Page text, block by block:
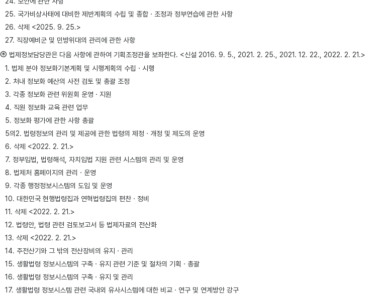
25. 국가비상사태에 대비한 제반계획의 수립 및 종합ㆍ조정과 정부연습에 관한 사항
26. 삭제 <2025. 9. 25.>
27. 직장예비군 및 민방위대의 관리에 관한 사항
⑥ 법제정보담당관은 다음 사항에 관하여 기획조정관을 보좌한다. <신설 2016. 9. 5., 2021. 2. 25., 2021. 12. 22., 2022. 2. 21.>
1. 법제 분야 정보화기본계획 및 시행계획의 수립ㆍ시행
2. 처내 정보화 예산의 사전 검토 및 총괄 조정
3. 각종 정보화 관련 위원회 운영ㆍ지원
4. 직원 정보화 교육 관련 업무
5. 정보화 평가에 관한 사항 총괄
5의2. 법령정보의 관리 및 제공에 관한 법령의 제정ㆍ개정 및 제도의 운영
6. 삭제 <2022. 2. 21.>
7. 정부입법, 법령해석, 자치입법 지원 관련 시스템의 관리 및 운영
8. 법제처 홈페이지의 관리ㆍ운영
9. 각종 행정정보시스템의 도입 및 운영
10. 대한민국 현행법령집과 연혁법령집의 편찬ㆍ정비
11. 삭제 <2022. 2. 21.>
12. 법령안, 법령 관련 검토보고서 등 법제자료의 전산화
13. 삭제 <2022. 2. 21.>
14. 주전산기와 그 밖의 전산장비의 유지ㆍ관리
15. 생활법령 정보시스템의 구축ㆍ유지 관련 기준 및 절차의 기획ㆍ총괄
16. 생활법령 정보시스템의 구축ㆍ유지 및 관리
17. 생활법령 정보시스템 관련 국내외 유사시스템에 대한 비교ㆍ연구 및 연계방안 강구